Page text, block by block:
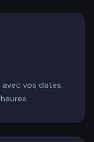
vos dates.